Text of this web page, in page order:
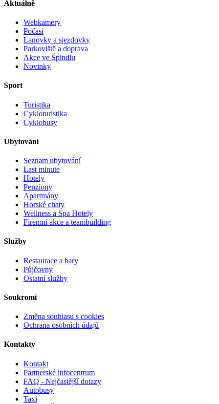
Aktuálně
Webkamery
Počasí
Lanovky a sjezdovky
Parkoviště a doprava
Akce ve Špindlu
Novinky
Sport
Turistika
Cykloturistika
Cyklobusy
Ubytování
Seznam ubytování
Last minute
Hotely
Penziony
Apartmány
Horské chaty
Wellness a Spa Hotely
Firemní akce a teambuilding
Služby
Restaurace a bary
Půjčovny
Ostatní služby
Soukromí
Změna souhlasu s cookies
Ochrana osobních údajů
Kontakty
Kontakt
Partnerské infocentrum
FAQ - Nejčastější dotazy
Autobusy
Taxi